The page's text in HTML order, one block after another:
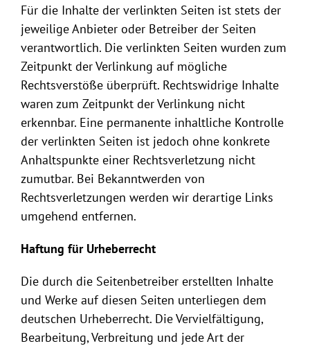
Für die Inhalte der verlinkten Seiten ist stets der
jeweilige Anbieter oder Betreiber der Seiten
verantwortlich. Die verlinkten Seiten wurden zum
Zeitpunkt der Verlinkung auf mögliche
Rechtsverstöße überprüft. Rechtswidrige Inhalte
waren zum Zeitpunkt der Verlinkung nicht
erkennbar. Eine permanente inhaltliche Kontrolle
der verlinkten Seiten ist jedoch ohne konkrete
Anhaltspunkte einer Rechtsverletzung nicht
zumutbar. Bei Bekanntwerden von
Rechtsverletzungen werden wir derartige Links
umgehend entfernen.
Haftung für Urheberrecht
Die durch die Seitenbetreiber erstellten Inhalte
und Werke auf diesen Seiten unterliegen dem
deutschen Urheberrecht. Die Vervielfältigung,
Bearbeitung, Verbreitung und jede Art der